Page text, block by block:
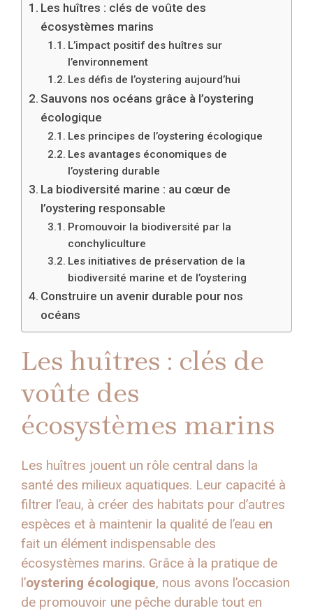
Les huîtres : clés de voûte des
écosystèmes marins
L’impact positif des huîtres sur
l’environnement
Les défis de l’oystering aujourd’hui
Sauvons nos océans grâce à l’oystering
écologique
Les principes de l’oystering écologique
Les avantages économiques de
l’oystering durable
La biodiversité marine : au cœur de
l’oystering responsable
Promouvoir la biodiversité par la
conchyliculture
Les initiatives de préservation de la
biodiversité marine et de l’oystering
Construire un avenir durable pour nos
océans
Les huîtres : clés de
voûte des
écosystèmes marins
Les huîtres jouent un rôle central dans la
santé des milieux aquatiques. Leur capacité à
filtrer l’eau, à créer des habitats pour d’autres
espèces et à maintenir la qualité de l’eau en
fait un élément indispensable des
écosystèmes marins. Grâce à la pratique de
l’oystering écologique, nous avons l’occasion
de promouvoir une pêche durable tout en